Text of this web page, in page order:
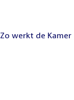
Zo werkt de Kamer